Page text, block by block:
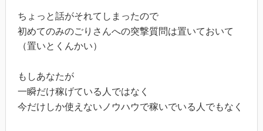
ちょっと話がそれてしまったので
初めてのみのごりさんへの突撃質問は置いておいて
（置いとくんかい）
もしあなたが
一瞬だけ稼げている人ではなく
今だけしか使えないノウハウで稼いでいる人でもなく